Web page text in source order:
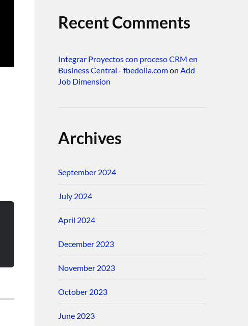
Recent Comments
Integrar Proyectos con proceso CRM en
Business Central - fbedolla.comon Add
Job Dimension
Archives
September 2024
July 2024
April 2024
December 2023
November 2023
October 2023
June 2023